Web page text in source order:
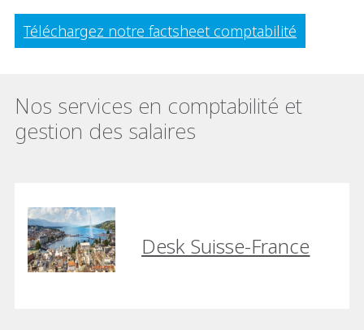
Téléchargez notre factsheet comptabilité
Nos services en comptabilité et
gestion des salaires
Desk Suisse-France